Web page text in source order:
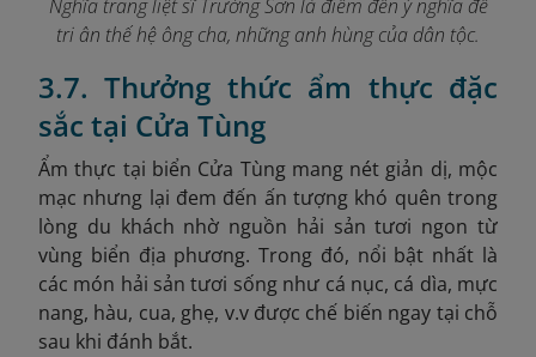
Nghĩa trang liệt sĩ Trường Sơn là điểm đến ý nghĩa để
tri ân thế hệ ông cha, những anh hùng của dân tộc.
3.7. Thưởng thức ẩm thực đặc
sắc tại Cửa Tùng
Ẩm thực tại biển Cửa Tùng mang nét giản dị, mộc
mạc nhưng lại đem đến ấn tượng khó quên trong
lòng du khách nhờ nguồn hải sản tươi ngon từ
vùng biển địa phương. Trong đó, nổi bật nhất là
các món hải sản tươi sống như cá nục, cá dìa, mực
nang, hàu, cua, ghẹ, v.v được chế biến ngay tại chỗ
sau khi đánh bắt.